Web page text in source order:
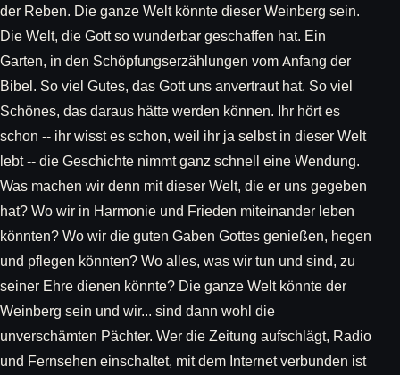
der Reben. Die ganze Welt könnte dieser Weinberg sein.
Die Welt, die Gott so wunderbar geschaffen hat. Ein
Garten, in den Schöpfungserzählungen vom Anfang der
Bibel. So viel Gutes, das Gott uns anvertraut hat. So viel
Schönes, das daraus hätte werden können. Ihr hört es
schon -- ihr wisst es schon, weil ihr ja selbst in dieser Welt
lebt -- die Geschichte nimmt ganz schnell eine Wendung.
Was machen wir denn mit dieser Welt, die er uns gegeben
hat? Wo wir in Harmonie und Frieden miteinander leben
könnten? Wo wir die guten Gaben Gottes genießen, hegen
und pflegen könnten? Wo alles, was wir tun und sind, zu
seiner Ehre dienen könnte? Die ganze Welt könnte der
Weinberg sein und wir... sind dann wohl die
unverschämten Pächter. Wer die Zeitung aufschlägt, Radio
und Fernsehen einschaltet, mit dem Internet verbunden ist